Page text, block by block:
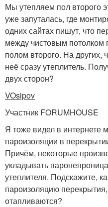
Мы утепляем пол второго
уже запуталась, где
одних сайтах пишут, что
между чистовым потолком
полом второго. На других,
неё сразу утеплитель.
двух сторон?
VOsipov
Участник FORUMHOUSE
Я тоже видел в интернете
пароизоляции в
Причём, некоторые
укладывать
утеплителя. Подскажите,
пароизоляцию
отапливаются?